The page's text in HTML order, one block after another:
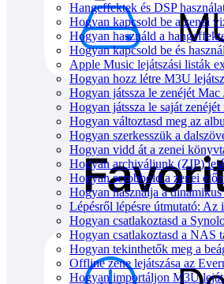
Hangeffektek és DSP
Hogyan kapcsold be a zenei
Hogyan használd a
Hogyan kapcsold be és
Apple Music lejátszási listák
Hogyan hozz létre M3U
Hogyan játssza le zenéjét
Hogyan játssza le saját
Hogyan változtasd meg az
Hogyan szerkesszük a
Hogyan vidd át a zenei
Hogyan archiváljunk (ZIP)
Hogyan scrobbold a zenei
Hogyan használja a
Lépésről lépésre útmutató: Az
Hogyan csatlakoztasd a
Hogyan csatlakoztasd a NAS
Hogyan tekinthetők meg a
Offline zene lejátszása az
Hogyan importáljon M3U